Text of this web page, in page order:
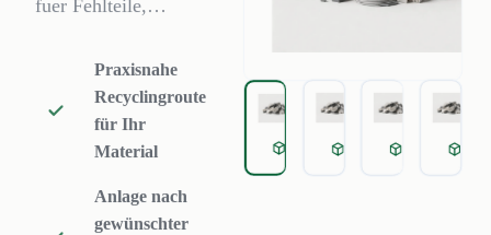
fuer Fehlteile,
Purge und
Spulenabfall aus
PLA, PETG, ABS,
ausgewaehlten
Praxisnahe
Recyclingroute
für Ihr
Material
Anlage nach
gewünschter
Failed 3D prints and scrap
Failed 3D prints
Failed 3D